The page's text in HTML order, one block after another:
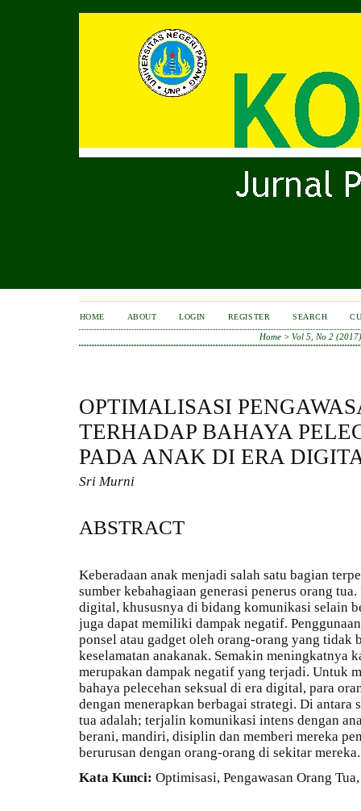
HOME ABOUT LOGIN REGISTER SEARCH
Home >Vol 5, No 2
OPTIMALISASI
TERHADAP BAHAYA
PADA ANAK DI ERA
Sri Murni
ABSTRACT
Keberadaan anak menjadi salah satu bagian
sumber kebahagiaan generasi penerus orang
digital, khususnya di bidang komunikasi selain
juga dapat memiliki dampak negatif.
ponsel atau gadget oleh orang-orang yang tidak
keselamatan anakanak. Semakin meningkatnya
merupakan dampak negatif yang terjadi. Untuk
bahaya pelecehan seksual di era digital, para
dengan menerapkan berbagai strategi. Di
tua adalah; terjalin komunikasi intens dengan
berani, mandiri, disiplin dan memberi mereka
berurusan dengan orang-orang di sekitar mereka.
Kata Kunci: Optimisasi, Pengawasan Orang